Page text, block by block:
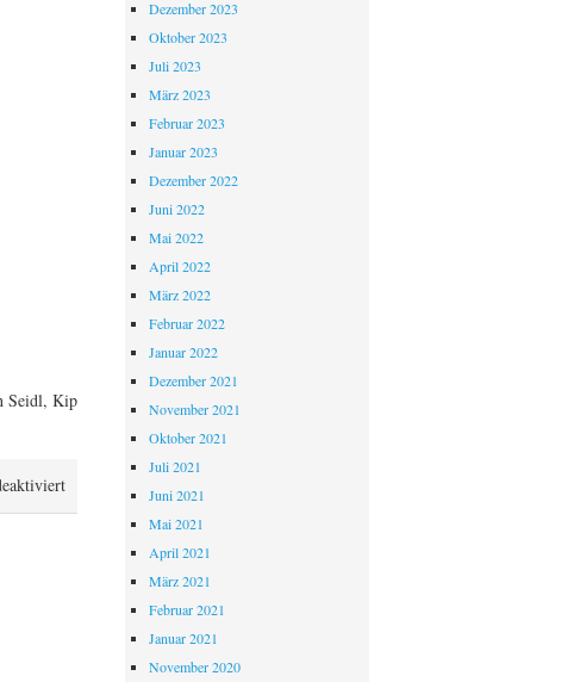
Seidl, Kip
für
HALLER
Dezember 2023
Oktober 2023
Juli 2023
März 2023
Februar 2023
Januar 2023
Dezember 2022
Juni 2022
Mai 2022
April 2022
März 2022
Februar 2022
Januar 2022
Dezember 2021
November 2021
Oktober 2021
Juli 2021
Juni 2021
Mai 2021
April 2021
März 2021
Februar 2021
Januar 2021
November 2020